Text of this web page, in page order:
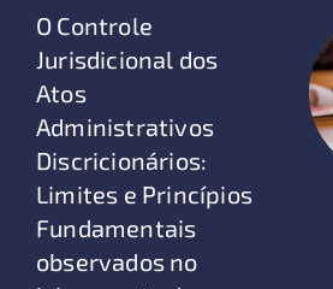
O Controle
Jurisdicional dos
Atos
Administrativos
Discricionários:
Limites e Princípios
Fundamentais
observados no